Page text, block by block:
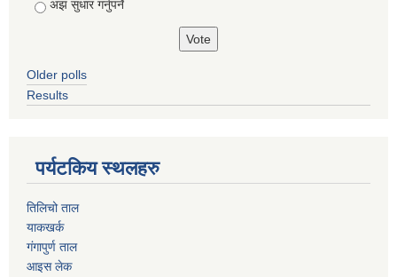
अझ सुधार गर्नुपर्ने
Older polls
Results
पर्यटकिय स्थलहरु
तिलिचो ताल
याकखर्क
गंगापुर्ण ताल
आइस लेक